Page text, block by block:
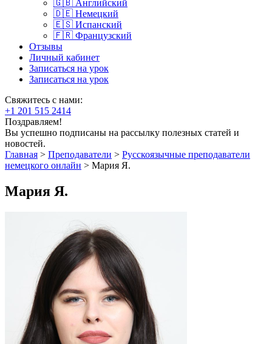
🇬🇧 Английский
🇩🇪 Немецкий
🇪🇸 Испанский
🇫🇷 Французский
Отзывы
Личный кабинет
Записаться на урок
Записаться на урок
Свяжитесь с нами:
+1 201 515 2414
Поздравляем!
Вы успешно подписаны на рассылку полезных статей и
новостей.
Главная > Преподаватели > Русскоязычные преподаватели
немецкого онлайн > Мария Я.
Мария Я.